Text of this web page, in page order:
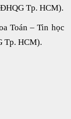
Tp. HCM).
Toán – Tin học
Tp. HCM).